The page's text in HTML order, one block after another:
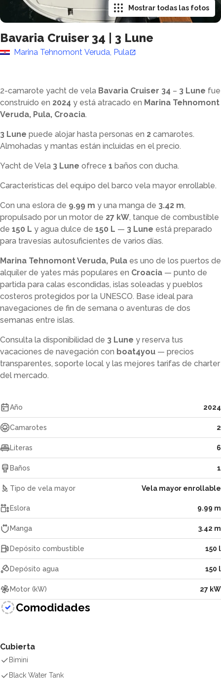
Bavaria Cruiser 34 3 Lune
Marina Tehnomont Veruda, Pula
Mostrar todas las fotos
2-camarote yacht de vela Bavaria Cruiser 34 – 3 Lune fue
construido en 2024 y está atracado en Marina Tehnomont
Veruda, Pula, Croacia.
3 Lune puede alojar hasta personas en 2 camarotes.
Almohadas y mantas están incluidas en el precio.
Yacht de Vela 3 Lune ofrece 1 baños con ducha.
Características del equipo del barco vela mayor enrollable.
Con una eslora de 9.99 m y una manga de 3.42 m,
propulsado por un motor de 27 kW, tanque de combustible
de 150 L y agua dulce de 150 L — 3 Lune está preparado
para travesías autosuficientes de varios días.
Marina Tehnomont Veruda, Pula es uno de los puertos de
alquiler de yates más populares en Croacia — punto de
partida para calas escondidas, islas soleadas y pueblos
costeros protegidos por la UNESCO. Base ideal para
navegaciones de fin de semana o aventuras de dos
semanas entre islas.
Consulta la disponibilidad de 3 Lune y reserva tus
vacaciones de navegación con boat4you — precios
transparentes, soporte local y las mejores tarifas de charter
del mercado.
Año 2024
Camarotes 2
Literas 6
Baños 1
Tipo de vela mayor Vela mayor enrollable
Eslora 9.99 m
Manga 3.42 m
Depósito combustible 150 l
Depósito agua 150 l
Motor (kW) 27 kW
Comodidades
Cubierta
Bimini
Black Water Tank